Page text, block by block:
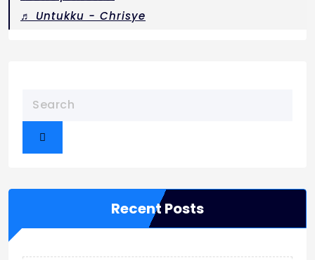
♬ Untukku - Chrisye
Recent Posts